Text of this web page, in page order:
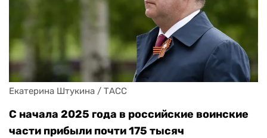
Екатерина Штукина / ТАСС
С начала 2025 года в российские воинские
части прибыли почти 175 тысяч